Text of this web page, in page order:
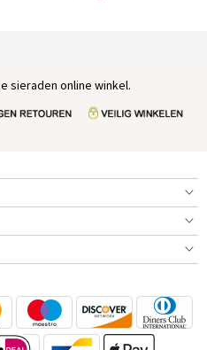
sieraden online winkel.